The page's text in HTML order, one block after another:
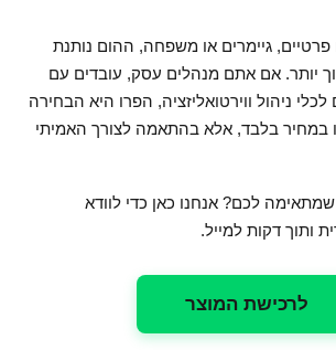
גיימרים או משפחה, ההום נותנת
יותר. אם אתם מנהלים עסק, עובדים עם
לכלי ניהול ווירטואליזציה, הפרו היא הבחירה
במחיר בלבד, אלא בהתאמה לצורך האמיתי
לכם? אנחנו כאן כדי לוודא
ותוך דקות למייל.
לרכישת המוצר